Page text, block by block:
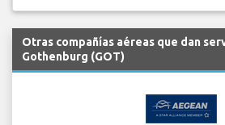
Otras compañías aéreas que dan
Gothenburg (GOT)